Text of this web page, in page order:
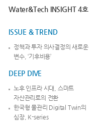
Water&Tech INSIGHT 4호
ISSUE & TREND
정책과 투자 의사결정의 새로운
변수, ‘기후비용’
DEEP DIVE
노후 인프라 시대, 스마트
자산관리로의 전환
한국형 물관리 Digital Twin의
심장, K-series